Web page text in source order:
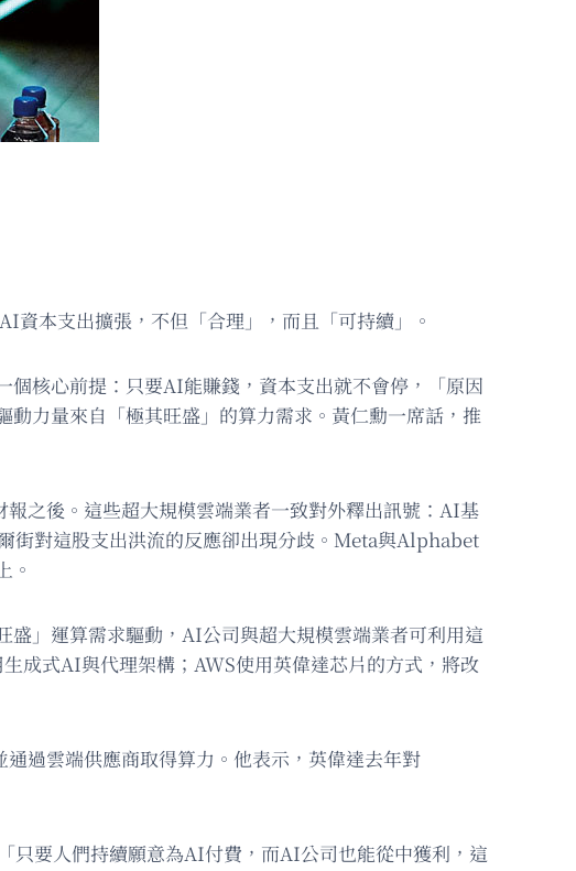
資本支出擴張，不但「合理」，而且「可持續」。
核心前提：只要AI能賺錢，資本支出就不會停，「原因
力量來自「極其旺盛」的算力需求。黃仁勳一席話，推
之後。這些超大規模雲端業者一致對外釋出訊號：AI基
街對這股支出洪流的反應卻出現分歧。Meta與Alphabet
。
」運算需求驅動，AI公司與超大規模雲端業者可利用這
成式AI與代理架構；AWS使用英偉達芯片的方式，將改
過雲端供應商取得算力。他表示，英偉達去年對
只要人們持續願意為AI付費，而AI公司也能從中獲利，這